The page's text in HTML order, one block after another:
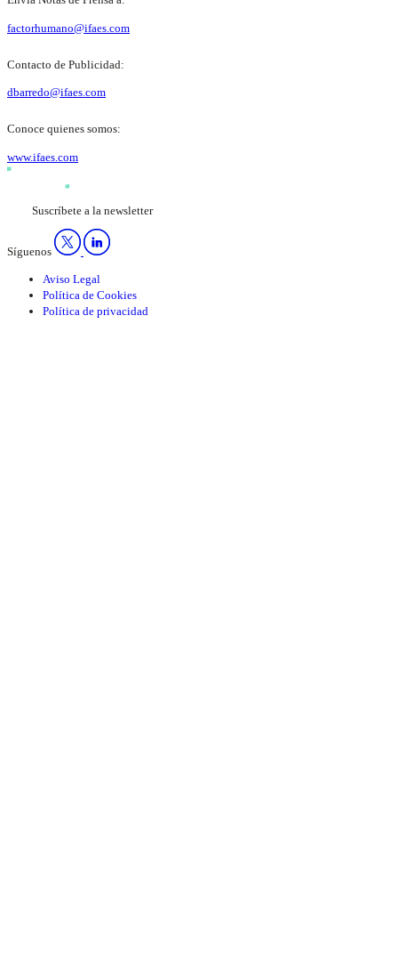
factorhumano@ifaes.com
Contacto de Publicidad:
dbarredo@ifaes.com
Conoce quienes somos:
www.ifaes.com
Suscríbete a la newsletter
Síguenos
Aviso Legal
Política de Cookies
Política de privacidad